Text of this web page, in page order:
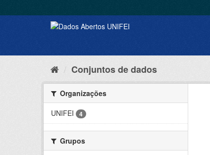
Conjuntos de dados
Organizações
UNIFEI
4
Grupos